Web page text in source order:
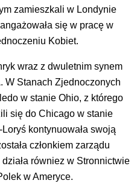
zamieszkali w Londynie
się w pracę w
Kobiet.
wraz z dwuletnim synem
W Stanach Zjednoczonych
w stanie Ohio, z którego
się do Chicago w stanie
kontynuowała swoją
członkiem zarządu
równiez w Stronnictwie
w Ameryce.